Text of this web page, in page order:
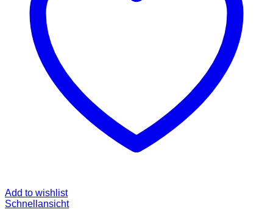
Add to wishlist
Schnellansicht